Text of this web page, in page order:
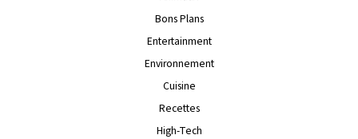
Bons Plans
Entertainment
Environnement
Cuisine
Recettes
High-Tech